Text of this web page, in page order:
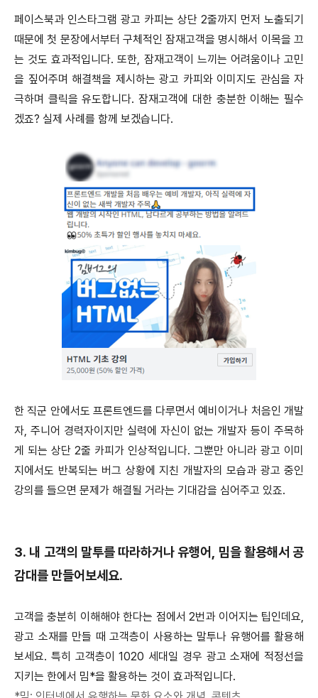
페이스북과 인스타그램 광고 카피는 상단 2줄까지 먼저 노출되기
때문에 첫 문장에서부터 구체적인 잠재고객을 명시해서 이목을 끄
는 것도 효과적입니다. 또한, 잠재고객이 느끼는 어려움이나 고민
을 짚어주며 해결책을 제시하는 광고 카피와 이미지도 관심을 자
극하며 클릭을 유도합니다. 잠재고객에 대한 충분한 이해는 필수
겠죠? 실제 사례를 함께 보겠습니다.
한 직군 안에서도 프론트엔드를 다루면서 예비이거나 처음인 개발
자, 주니어 경력자이지만 실력에 자신이 없는 개발자 등이 주목하
게 되는 상단 2줄 카피가 인상적입니다. 그뿐만 아니라 광고 이미
지에서도 반복되는 버그 상황에 지친 개발자의 모습과 광고 중인
강의를 들으면 문제가 해결될 거라는 기대감을 심어주고 있죠.
3. 내 고객의 말투를 따라하거나 유행어, 밈을 활용해서 공
감대를 만들어보세요.
고객을 충분히 이해해야 한다는 점에서 2번과 이어지는 팁인데요,
광고 소재를 만들 때 고객층이 사용하는 말투나 유행어를 활용해
보세요. 특히 고객층이 1020 세대일 경우 광고 소재에 적정선을
지키는 한에서 밈*을 활용하는 것이 효과적입니다.